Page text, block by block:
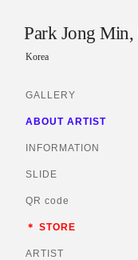
Park Jong Min,
Korea
GALLERY
ABOUT ARTIST
INFORMATION
SLIDE
QR code
＊ STORE
ARTIST